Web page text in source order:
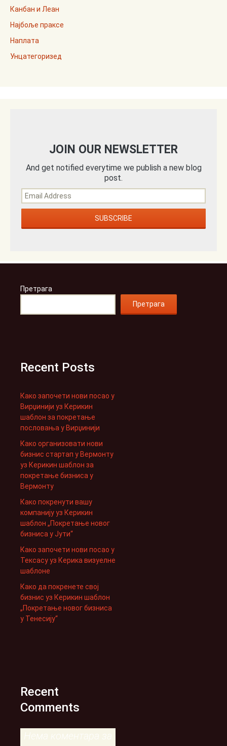
Канбан и Леан
Најбоље праксе
Наплата
Унцатегоризед
JOIN OUR NEWSLETTER
And get notified everytime we publish a new blog
post.
Претрага
Претрага
Recent Posts
Како започети нови посао у
Вирџинији уз Керикин
шаблон за покретање
пословања у Вирџинији
Како организовати нови
бизнис стартап у Вермонту
уз Керикин шаблон за
покретање бизниса у
Вермонту
Како покренути вашу
компанију уз Керикин
шаблон „Покретање новог
бизниса у Јути“
Како започети нови посао у
Тексасу уз Керика визуелне
шаблоне
Како да покренете свој
бизнис уз Керикин шаблон
„Покретање новог бизниса
у Тенесију“
Recent
Comments
Нема коментара за